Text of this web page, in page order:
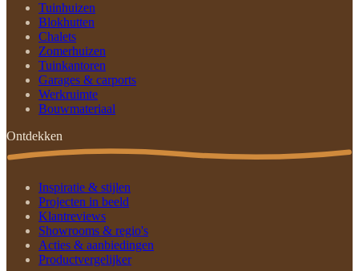
Tuinhuizen
Blokhutten
Chalets
Zomerhuizen
Tuinkantoren
Garages & carports
Werkruimte
Bouwmateriaal
Ontdekken
Inspiratie & stijlen
Projecten in beeld
Klantreviews
Showrooms & regio's
Acties & aanbiedingen
Productvergelijker